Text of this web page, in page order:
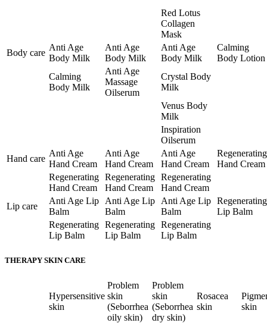
Red Lotus
Collagen
Mask
Body care
Anti Age
Body Milk
Anti Age
Body Milk
Anti Age
Body Milk
Calming
Body Lotion
Calming
Body Milk
Anti Age
Massage
Oilserum
Crystal Body
Milk
Venus Body
Milk
Inspiration
Oilserum
Hand care
Anti Age
Hand Cream
Anti Age
Hand Cream
Anti Age
Hand Cream
Regenerating
Hand Cream
Regenerating
Hand Cream
Regenerating
Hand Cream
Regenerating
Hand Cream
Lip care
Anti Age Lip
Balm
Anti Age Lip
Balm
Anti Age Lip
Balm
Regenerating
Lip Balm
Regenerating
Lip Balm
Regenerating
Lip Balm
Regenerating
Lip Balm
THERAPY SKIN CARE
Hypersensitive
skin
Problem
skin
(Seborrhea
oily skin)
Problem
skin
(Seborrhea
dry skin)
Rosacea
skin
skin